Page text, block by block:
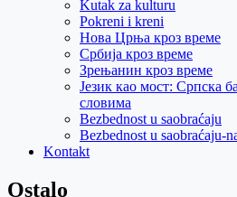
Kutak za kulturu
Pokreni i kreni
Нова Црња кроз време
Србија кроз време
Зрењанин кроз време
Језик као мост: Српска
словима
Bezbednost u saobraćaju
Bezbednost u saobraćaju-
Kontakt
Ostalo